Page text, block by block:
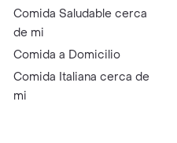
Comida Saludable cerca
de mi
Comida a Domicilio
Comida Italiana cerca de
mi